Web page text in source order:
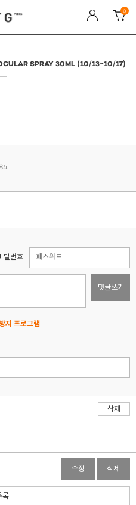
0
SPRAY 30ML (10/13~10/17)
밀번호
댓글쓰기
지 프로그램
삭제
수정 삭제
록